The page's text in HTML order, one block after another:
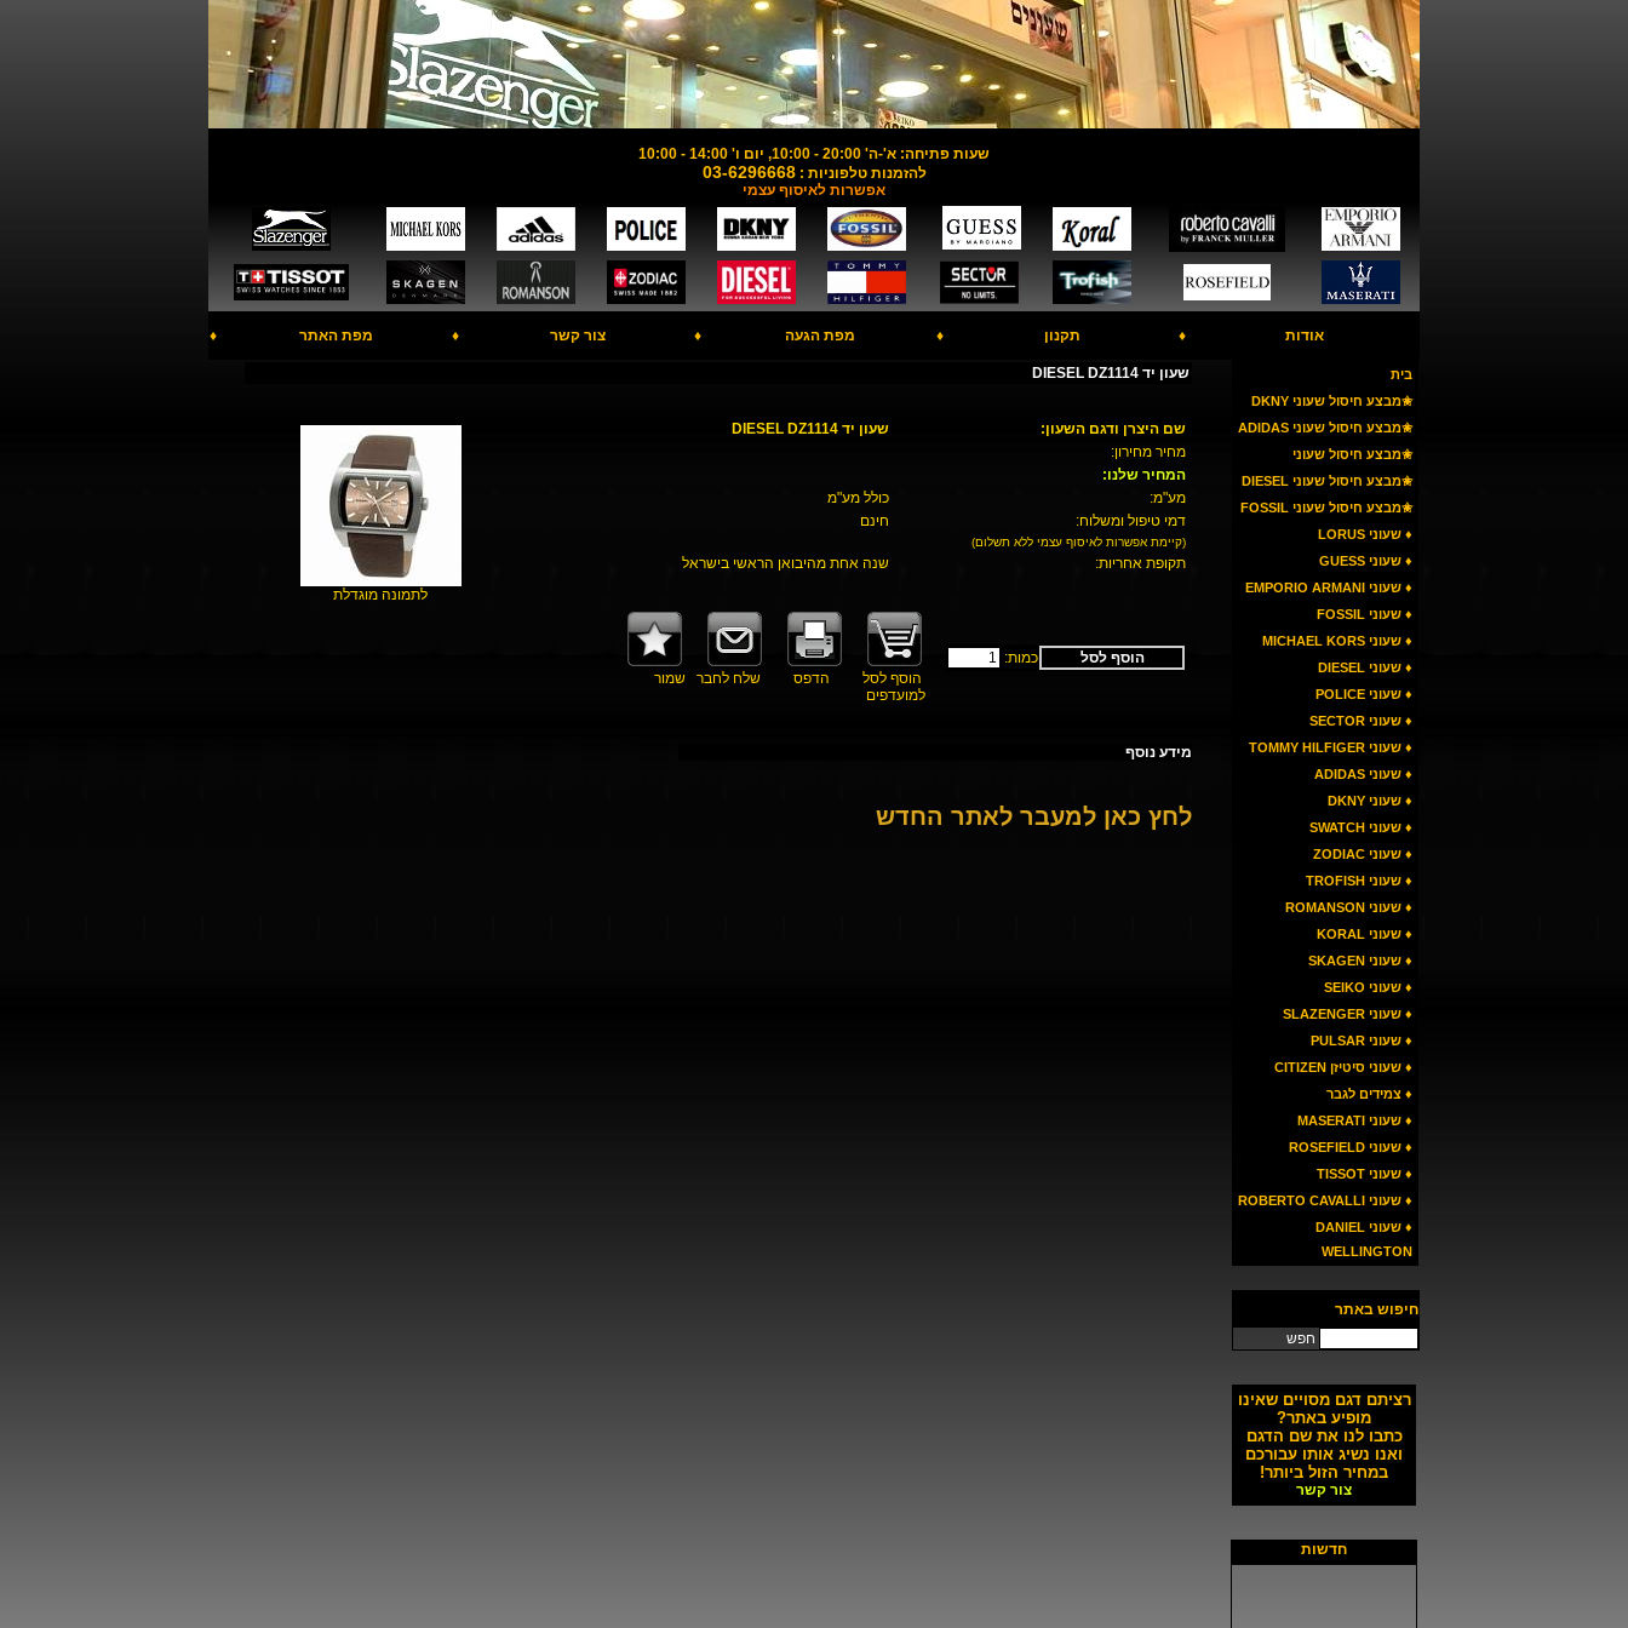
שעות פתיחה: א'-ה' 20:00 - 10:00, יום ו' 14:00 - 10:00
להזמנות טלפוניות :03-6296668
אפשרות לאיסוף עצמי
אודות ♦ תקנון ♦ מפת הגעה ♦ צור קשר ♦ מפת האתר ♦
בית
✬מבצע חיסול שעוני DKNY
✬מבצע חיסול שעוני ADIDAS
✬מבצע חיסול שעוני
ARMANI
✬מבצע חיסול שעוני DIESEL
✬מבצע חיסול שעוני FOSSIL
♦ שעוני LORUS
♦ שעוני GUESS
♦ שעוני EMPORIO ARMANI
♦ שעוני FOSSIL
♦ שעוני MICHAEL KORS
♦ שעוני DIESEL
♦ שעוני POLICE
♦ שעוני SECTOR
♦ שעוני TOMMY HILFIGER
♦ שעוני ADIDAS
♦ שעוני DKNY
♦ שעוני SWATCH
♦ שעוני ZODIAC
♦ שעוני TROFISH
♦ שעוני ROMANSON
♦ שעוני KORAL
♦ שעוני SKAGEN
♦ שעוני SEIKO
♦ שעוני SLAZENGER
♦ שעוני PULSAR
♦ שעוני סיטיזן CITIZEN
♦ צמידים לגבר
♦ שעוני MASERATI
♦ שעוני ROSEFIELD
♦ שעוני TISSOT
♦ שעוני ROBERTO CAVALLI
♦ שעוני DANIEL
WELLINGTON
חיפוש באתר
חפש
רציתם דגם מסויים שאינו
מופיע באתר?
כתבו לנו את שם הדגם
ואנו נשיג אותו עבורכם
במחיר הזול ביותר!
צור קשר
חדשות
שעון יד DIESEL DZ1114
שם היצרן ודגם השעון:
שעון יד DIESEL DZ1114
מחיר מחירון:
המחיר שלנו:
מע"מ:
כולל מע"מ
דמי טיפול ומשלוח:
חינם
(קיימת אפשרות לאיסוף עצמי ללא תשלום)
תקופת אחריות: שנה אחת מהיבואן הראשי בישראל
הוסף לסל
כמות:
הוסף לסל
הדפס שלח לחבר שמור
למועדפים
לתמונה מוגדלת
מידע נוסף
לחץ כאן למעבר לאתר החדש